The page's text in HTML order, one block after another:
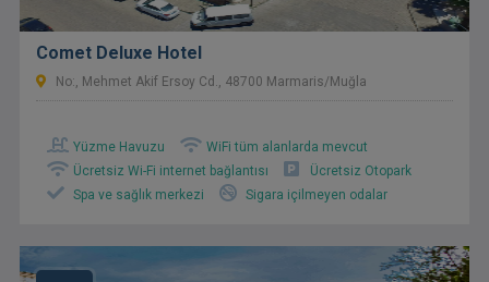
Comet Deluxe Hotel
No:, Mehmet Akif Ersoy Cd., 48700 Marmaris/Muğla
Yüzme Havuzu
WiFi tüm alanlarda mevcut
Ücretsiz Wi-Fi internet bağlantısı
Ücretsiz Otopark
Spa ve sağlık merkezi
Sigara içilmeyen odalar